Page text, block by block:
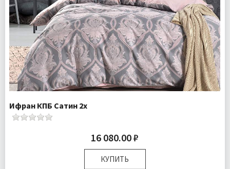
Ифран КПБ Сатин 2х
16 080.00 ₽
КУПИТЬ